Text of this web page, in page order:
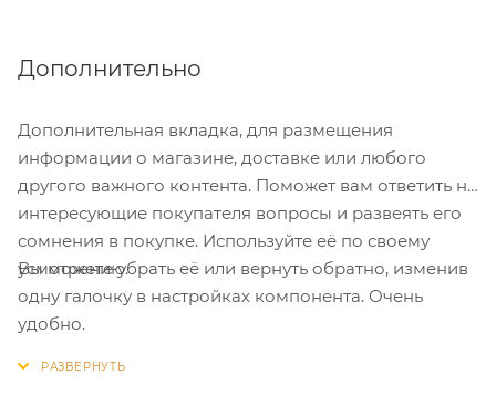
Дополнительно
Дополнительная вкладка, для размещения
информации о магазине, доставке или любого
другого важного контента. Поможет вам ответить на
интересующие покупателя вопросы и развеять его
сомнения в покупке. Используйте её по своему
усмотрению.
Вы можете убрать её или вернуть обратно, изменив
одну галочку в настройках компонента. Очень
удобно.